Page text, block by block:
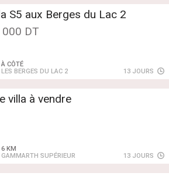
S5 aux Berges du Lac 2
DT
À CÔTÉ
LES BERGES DU LAC 2
13 JOURS
villa à vendre
6 KM
GAMMARTH SUPÉRIEUR
13 JOURS